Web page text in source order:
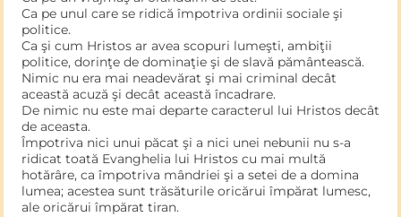
Ca pe unul care se ridică împotriva ordinii sociale şi
politice.
Ca şi cum Hristos ar avea scopuri lumeşti, ambiţii
politice, dorinţe de dominaţie şi de slavă pământească.
Nimic nu era mai neadevărat şi mai criminal decât
această acuză şi decât această încadrare.
De nimic nu este mai departe caracterul lui Hristos decât
de aceasta.
Împotriva nici unui păcat şi a nici unei nebunii nu s-a
ridicat toată Evanghelia lui Hristos cu mai multă
hotărâre, ca împotriva mândriei şi a setei de a domina
lumea; acestea sunt trăsăturile oricărui împărat lumesc,
ale oricărui împărat tiran.